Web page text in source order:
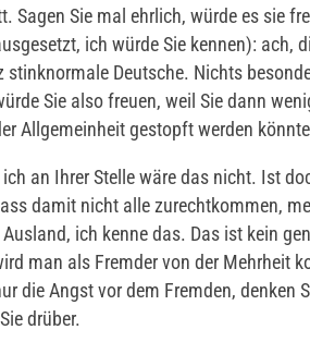
Sagen Sie mal ehrlich, würde es sie
ich würde Sie kennen): ach,
stinknormale Deutsche. Nichts
Sie also freuen, weil Sie dann
Allgemeinheit gestopft werden
an Ihrer Stelle wäre das nicht. Ist
damit nicht alle zurechtkommen,
ich kenne das. Das ist kein
man als Fremder von der Mehrheit
die Angst vor dem Fremden, denken
drüber.